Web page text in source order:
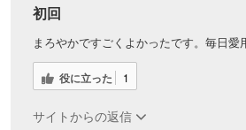
初回
まろやかですごくよかったです。毎日愛
役に立った 1
サイトからの返信